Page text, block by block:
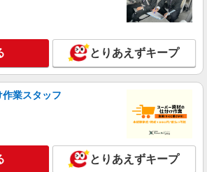
詳細を見る
介
京支社/EA0401G-AA
ベントスタッフ等
時給1600円〜1800円（22:00〜翌5:00の深夜手
当で時給UP） ※給与幅は経験・能力による
東京都新宿区
とりあえずキープ
業スタッフ
とりあえずキープ